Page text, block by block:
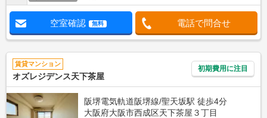
空室確認 無料 電話で問合せ
賃貸マンション
オズレジデンス天下茶屋
初期費用に注目
阪堺電気軌道阪堺線/聖天坂駅 徒歩4分
大阪府大阪市西成区天下茶屋３丁目